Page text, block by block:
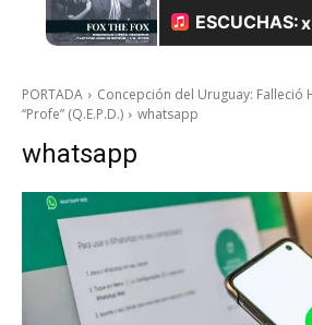
PORTADA
Concepción del Uruguay: Falleció
“Profe” (Q.E.P.D.)
whatsapp
whatsapp